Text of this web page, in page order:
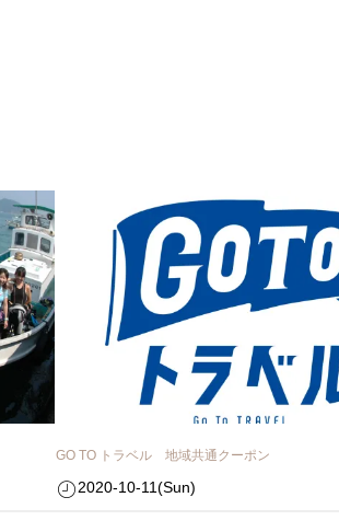
GO TO トラベル 地域共通クーポン
2020-10-11(Sun)